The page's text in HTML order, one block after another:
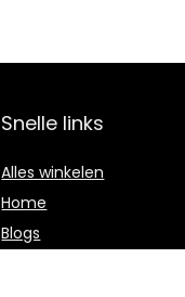
Snelle links
Alles winkelen
Home
Blogs